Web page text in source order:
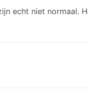
echt niet normaal.